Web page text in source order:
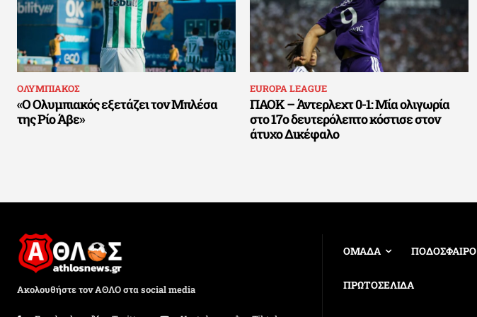
ΟΛΥΜΠΙΑΚΟΣ
«Ο Ολυμπιακός εξετάζει τον Μπλέσα
της Ρίο Άβε»
EUROPA LEAGUE
ΠΑΟΚ – Άντερλεχτ 0-1: Μία ολιγωρία
στο 17ο δευτερόλεπτο κόστισε στον
άτυχο Δικέφαλο
Ακολουθήστε τον ΑΘΛΟ στα social media
ΟΜΑΔΑ ΠΟΔΟΣΦΑΙΡΟ
ΠΡΩΤΟΣΕΛΙΔΑ